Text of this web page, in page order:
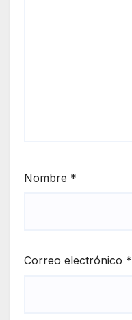
Nombre *
Correo electrónico *